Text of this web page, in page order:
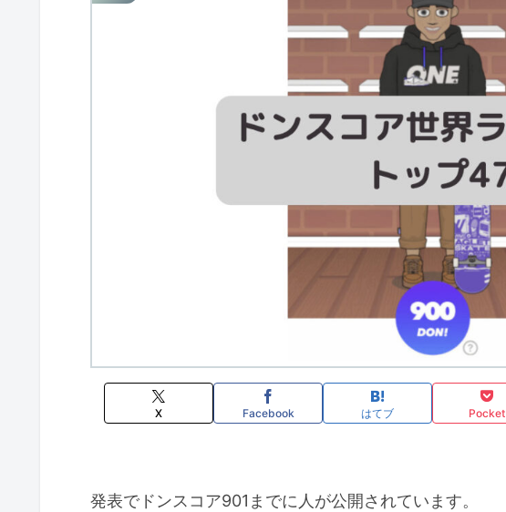
X Facebook はてブ Pocket
発表でドンスコア901までに人が公開されています。